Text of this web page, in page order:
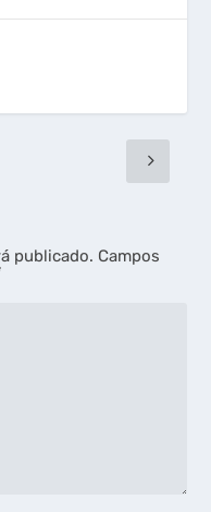
publicado. Campos